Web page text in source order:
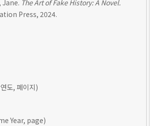
Jane. The Art of Fake History: A Novel.
Press, 2024.
도, 페이지)
Year, page)